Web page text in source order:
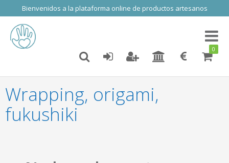
Bienvenidos a la plataforma online de productos artesanos
Toggle
0
Wrapping, origami,
fukushiki